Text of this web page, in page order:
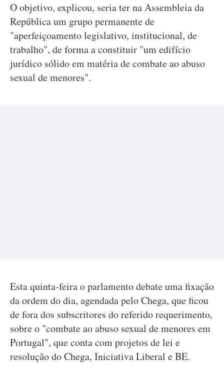
O objetivo, explicou, seria ter na Assembleia da
República um grupo permanente de
"aperfeiçoamento legislativo, institucional, de
trabalho", de forma a constituir "um edifício
jurídico sólido em matéria de combate ao abuso
sexual de menores".
Esta quinta-feira o parlamento debate uma fixação
da ordem do dia, agendada pelo Chega, que ficou
de fora dos subscritores do referido requerimento,
sobre o "combate ao abuso sexual de menores em
Portugal", que conta com projetos de lei e
resolução do Chega, Iniciativa Liberal e BE.